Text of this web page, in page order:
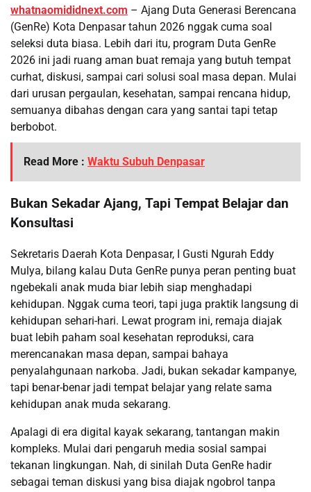
whatnaomididnext.com – Ajang Duta Generasi Berencana
(GenRe) Kota Denpasar tahun 2026 nggak cuma soal
seleksi duta biasa. Lebih dari itu, program Duta GenRe
2026 ini jadi ruang aman buat remaja yang butuh tempat
curhat, diskusi, sampai cari solusi soal masa depan. Mulai
dari urusan pergaulan, kesehatan, sampai rencana hidup,
semuanya dibahas dengan cara yang santai tapi tetap
berbobot.
Read More : Waktu Subuh Denpasar
Bukan Sekadar Ajang, Tapi Tempat Belajar dan
Konsultasi
Sekretaris Daerah Kota Denpasar, I Gusti Ngurah Eddy
Mulya, bilang kalau Duta GenRe punya peran penting buat
ngebekali anak muda biar lebih siap menghadapi
kehidupan. Nggak cuma teori, tapi juga praktik langsung di
kehidupan sehari-hari. Lewat program ini, remaja diajak
buat lebih paham soal kesehatan reproduksi, cara
merencanakan masa depan, sampai bahaya
penyalahgunaan narkoba. Jadi, bukan sekadar kampanye,
tapi benar-benar jadi tempat belajar yang relate sama
kehidupan anak muda sekarang.
Apalagi di era digital kayak sekarang, tantangan makin
kompleks. Mulai dari pengaruh media sosial sampai
tekanan lingkungan. Nah, di sinilah Duta GenRe hadir
sebagai teman diskusi yang bisa diajak ngobrol tanpa